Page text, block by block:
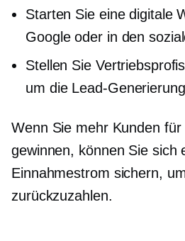
Starten Sie eine digitale
Google oder in den
Stellen Sie
um die Lead-
Wenn Sie mehr Kunden
gewinnen, können Sie sich
Einnahmestrom sichern,
zurückzuzahlen.